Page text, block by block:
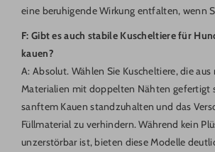
eine beruhigende Wirkung entfalten, wenn
F: Gibt es auch stabile Kuscheltiere für
kauen?
A: Absolut. Wählen Sie Kuscheltiere, die aus
Materialien mit doppelten Nähten gefertigt
sanftem Kauen standzuhalten und das
Füllmaterial zu verhindern. Während kein
unzerstörbar ist, bieten diese Modelle